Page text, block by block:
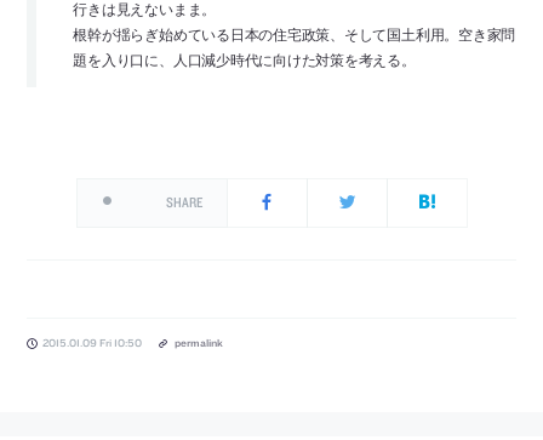
行きは見えないまま。
根幹が揺らぎ始めている日本の住宅政策、そして国土利用。空き家問
題を入り口に、人口減少時代に向けた対策を考える。
SHARE
2015.01.09 Fri 10:50 permalink